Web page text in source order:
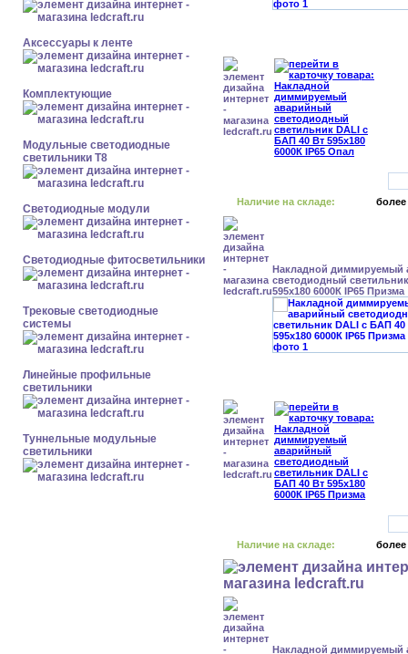
Аксессуары к ленте
Комплектующие
Модульные светодиодные
светильники Т8
Светодиодные модули
Светодиодные фитосветильники
Трековые светодиодные
системы
Линейные профильные
светильники
Туннельные модульные
светильники
Наличие на складе: более
Накладной диммируемый
светодиодный
595x180 6000К IP65 Призма
Наличие на складе: более
Накладной диммируемый